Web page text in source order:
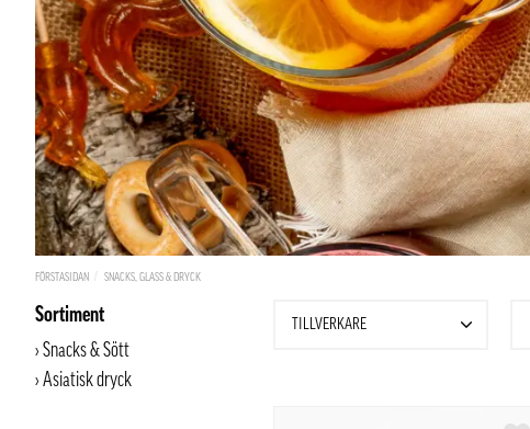
FÖRSTASIDAN SNACKS, GLASS & DRYCK
Sortiment
Snacks & Sött
Asiatisk dryck
TILLVERKARE